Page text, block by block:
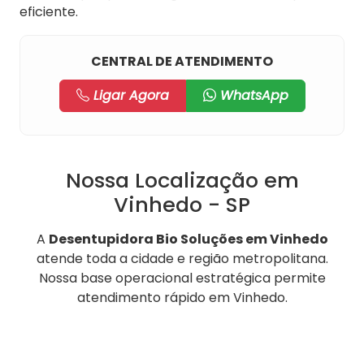
eficiente.
CENTRAL DE ATENDIMENTO
Ligar Agora
WhatsApp
Nossa Localização em
Vinhedo - SP
A Desentupidora Bio Soluções em Vinhedo
atende toda a cidade e região metropolitana.
Nossa base operacional estratégica permite
atendimento rápido em Vinhedo.